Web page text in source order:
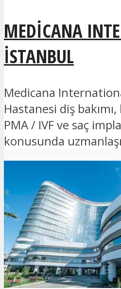
MEDICANA
İSTANBUL
Medicana
Hastanesi diş
PMA / IVF ve saç
konusunda